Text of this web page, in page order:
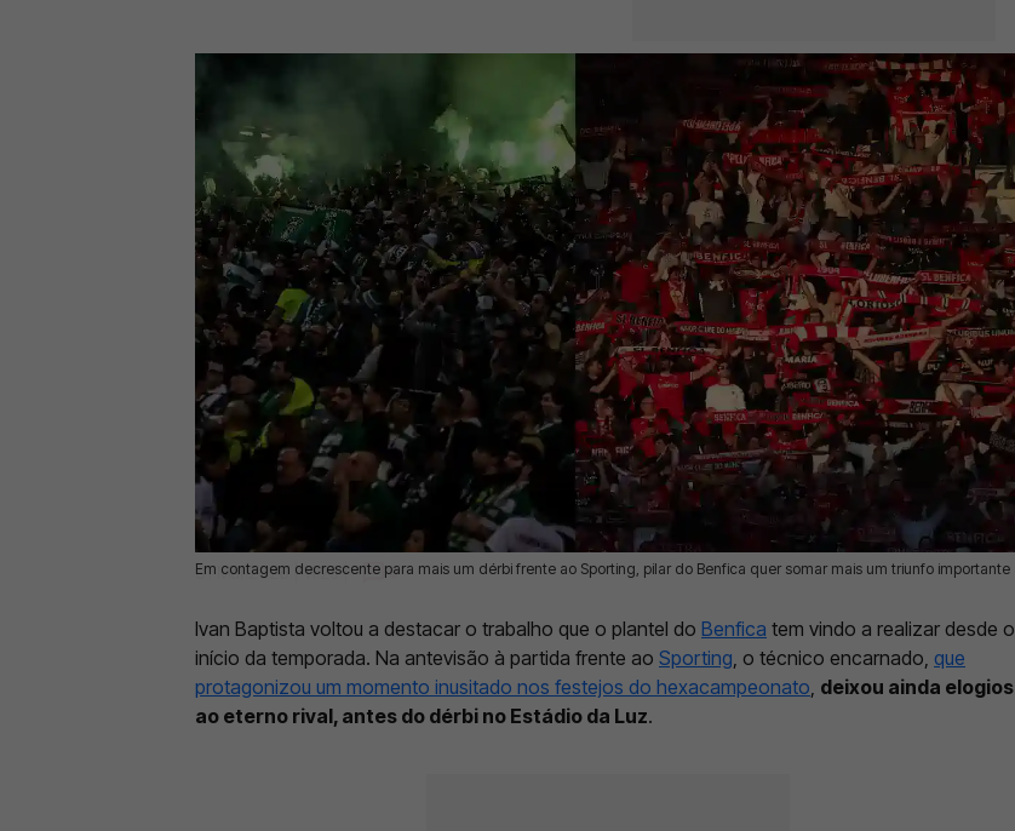
Em contagem decrescente para mais um dérbi frente ao Sporting, pilar do Benfica quer somar mais um triunfo importante
01 Mai 2026 | 11:25 | 0
Ivan Baptista voltou a destacar o trabalho que o plantel do Benfica tem vindo a realizar desde o
início da temporada. Na antevisão à partida frente ao Sporting , o técnico encarnado, que
protagonizou um momento inusitado nos festejos do hexacampeonato deixou ainda elogios
ao eterno rival, antes do dérbi no Estádio da Luz.